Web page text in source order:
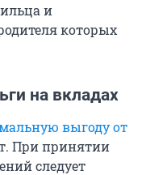
и
которых
на вкладах
выгоду от
При принятии
следует